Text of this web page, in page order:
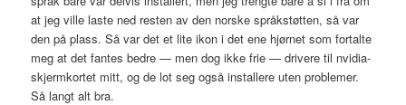
at jeg ville laste ned resten av den norske språkstøtten, så var
den på plass. Så var det et lite ikon i det ene hjørnet som fortalte
meg at det fantes bedre — men dog ikke frie — drivere til nvidia-
skjermkortet mitt, og de lot seg også installere uten problemer.
Så langt alt bra.